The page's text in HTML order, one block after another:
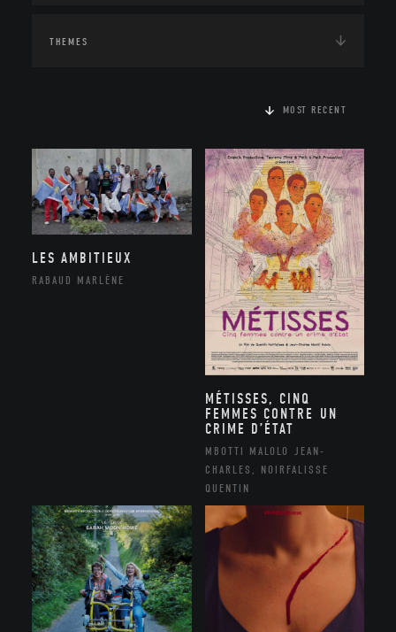
THEMES
MOST RECENT
LES AMBITIEUX
RABAUD MARLÈNE
MÉTISSES, CINQ
FEMMES CONTRE UN
CRIME D’ÉTAT
MBOTTI MALOLO JEAN-
CHARLES, NOIRFALISSE
QUENTIN